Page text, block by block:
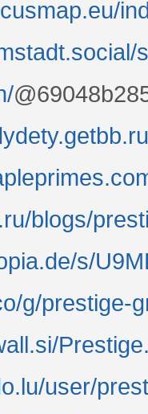
blogs/
s/
g/prestige-
user/